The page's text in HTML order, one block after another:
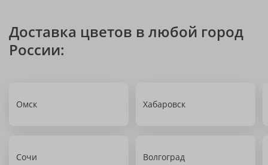
Доставка цветов в любой город
России:
Омск Хабаровск
Сочи Волгоград